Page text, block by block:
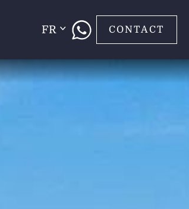
FR CONTACT